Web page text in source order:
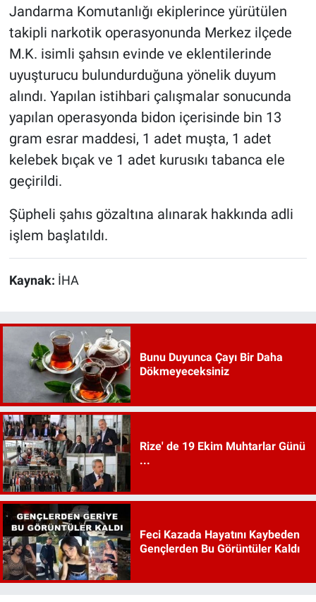
Jandarma Komutanlığı ekiplerince yürütülen
takipli narkotik operasyonunda Merkez ilçede
M.K. isimli şahsın evinde ve eklentilerinde
uyuşturucu bulundurduğuna yönelik duyum
alındı. Yapılan istihbari çalışmalar sonucunda
yapılan operasyonda bidon içerisinde bin 13
gram esrar maddesi, 1 adet muşta, 1 adet
kelebek bıçak ve 1 adet kurusıkı tabanca ele
geçirildi.
Şüpheli şahıs gözaltına alınarak hakkında adli
işlem başlatıldı.
Kaynak: İHA
Bunu Duyunca Çayı Bir Daha
Dökmeyeceksiniz
Rize' de 19 Ekim Muhtarlar Günü
...
Feci Kazada Hayatını Kaybeden
Gençlerden Bu Görüntüler Kaldı